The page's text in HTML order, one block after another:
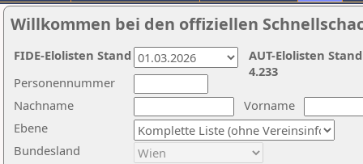
Willkommen bei den offiziellen
Nachname
Vorname
Ebene
Personennummer
Bundesland
AUT-Elolisten
4.233
FIDE-Elolisten Stand